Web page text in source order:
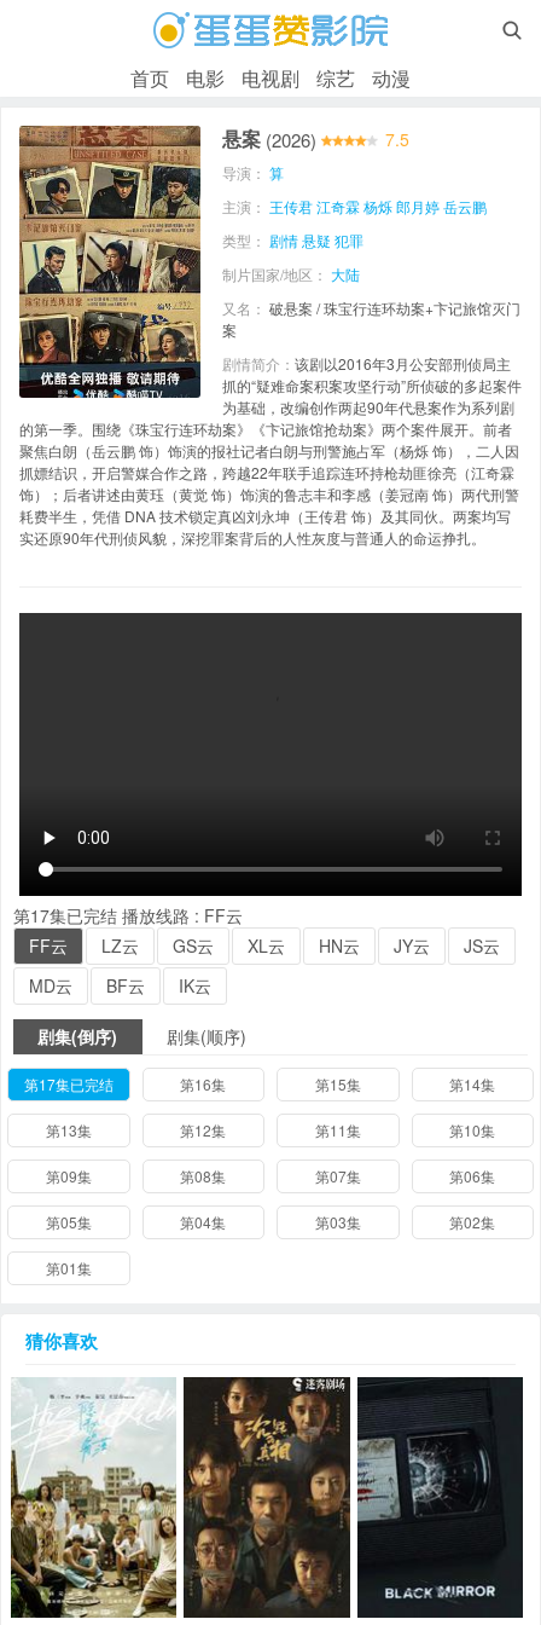

首页 电影 电视剧 综艺 动漫
悬案 (2026) 7.5
导演： 算
主演： 王传君江奇霖杨烁郎月婷岳云鹏
类型： 剧情悬疑 犯罪
制片国家/地区： 大陆
又名： 破悬案 / 珠宝行连环劫案+卞记旅馆灭门
案
剧情简介： 该剧以2016年3月公安部刑侦局主
抓的“疑难命案积案攻坚行动”所侦破的多起案件
为基础，改编创作两起90年代悬案作为系列剧
的第一季。围绕《珠宝行连环劫案》《卞记旅馆抢劫案》两个案件展开。前者
聚焦白朗（岳云鹏 饰）饰演的报社记者白朗与刑警施占军（杨烁 饰），二人因
抓嫖结识，开启警媒合作之路，跨越22年联手追踪连环持枪劫匪徐亮（江奇霖
饰）；后者讲述由黄珏（黄觉 饰）饰演的鲁志丰和李感（姜冠南 饰）两代刑警
耗费半生，凭借 DNA 技术锁定真凶刘永坤（王传君 饰）及其同伙。两案均写
实还原90年代刑侦风貌，深挖罪案背后的人性灰度与普通人的命运挣扎。
第17集已完结 播放线路 : FF云
FF云
LZ云 GS云 XL云 HN云 JY云
JS云
MD云
BF云 IK云
剧集(倒序) 剧集(顺序)
第17集已完结 第16集 第15集 第14集
第13集 第12集 第11集 第10集
第09集 第08集 第07集 第06集
第05集 第04集 第03集 第02集
第01集
猜你喜欢